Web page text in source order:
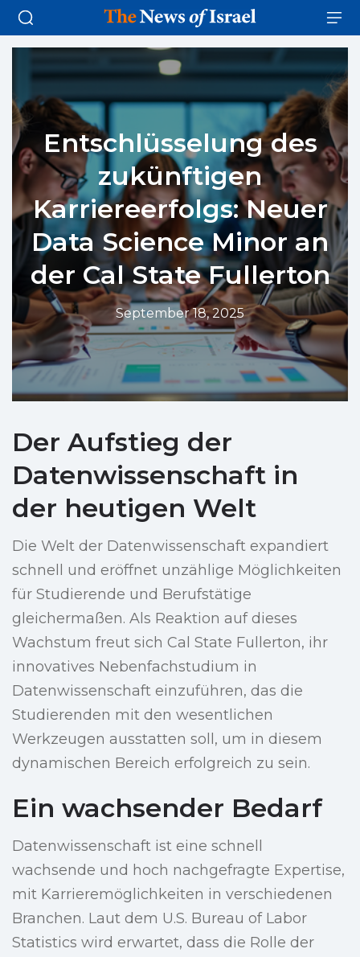
Entschlüsselung des
zukünftigen
Karriereerfolgs: Neuer
Data Science Minor an
der Cal State Fullerton
September 18, 2025
Der Aufstieg der
Datenwissenschaft in
der heutigen Welt
Die Welt der Datenwissenschaft expandiert
schnell und eröffnet unzählige Möglichkeiten
für Studierende und Berufstätige
gleichermaßen. Als Reaktion auf dieses
Wachstum freut sich Cal State Fullerton, ihr
innovatives Nebenfachstudium in
Datenwissenschaft einzuführen, das die
Studierenden mit den wesentlichen
Werkzeugen ausstatten soll, um in diesem
dynamischen Bereich erfolgreich zu sein.
Ein wachsender Bedarf
Datenwissenschaft ist eine schnell
wachsende und hoch nachgefragte Expertise,
mit Karrieremöglichkeiten in verschiedenen
Branchen. Laut dem U.S. Bureau of Labor
Statistics wird erwartet, dass die Rolle der